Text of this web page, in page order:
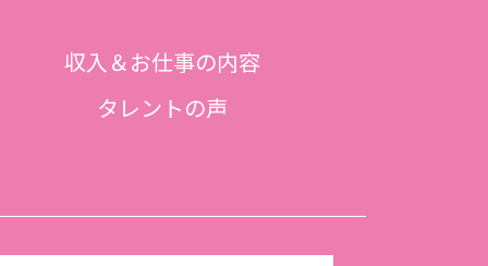
収入＆お仕事の内容
タレントの声